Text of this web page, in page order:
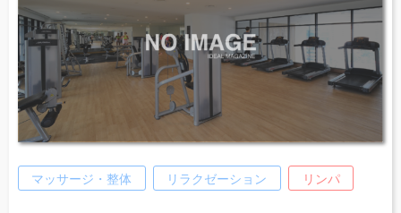
マッサージ・整体 リラクゼーション リンパ